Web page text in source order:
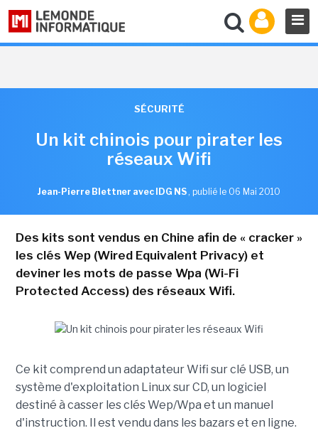
SÉCURITÉ
Un kit chinois pour pirater les
réseaux Wifi
Jean-Pierre Blettner avec IDG NS , publié le 06 Mai 2010
Des kits sont vendus en Chine afin de « cracker »
les clés Wep (Wired Equivalent Privacy) et
deviner les mots de passe Wpa (Wi-Fi
Protected Access) des réseaux Wifi.
Ce kit comprend un adaptateur Wifi sur clé USB, un
système d'exploitation Linux sur CD, un logiciel
destiné à casser les clés Wep/Wpa et un manuel
d'instruction. Il est vendu dans les bazars et en ligne.